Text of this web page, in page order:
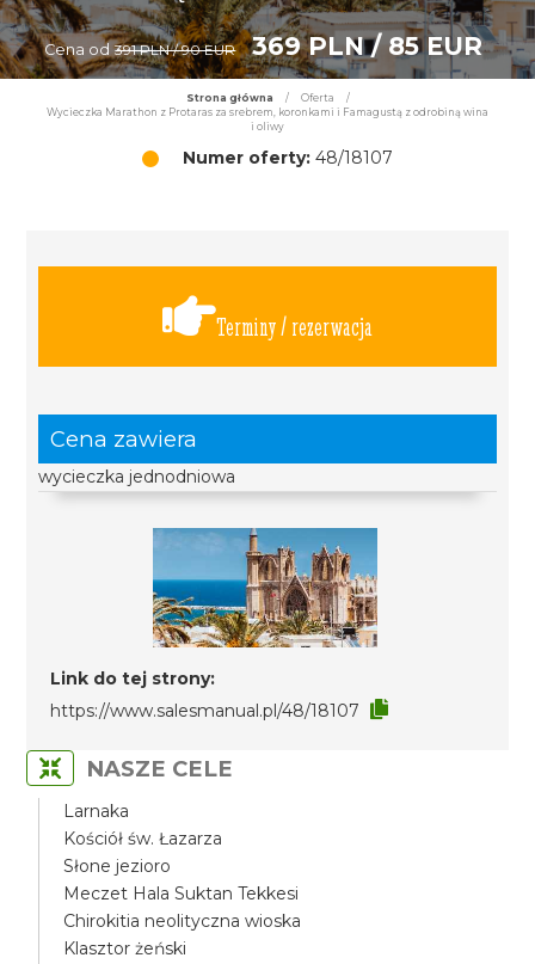
Cena od 391 PLN / 90 EUR 369 PLN / 85 EUR
Strona główna / Oferta
/
Wycieczka Marathon z Protaras za srebrem, koronkami i Famagustą z odrobiną wina
i oliwy
Numer oferty: 48/18107
Terminy / rezerwacja
Cena zawiera
wycieczka jednodniowa
Link do tej strony:
https://www.salesmanual.pl/48/18107
NASZE CELE
Larnaka
Kościół św. Łazarza
Słone jezioro
Meczet Hala Suktan Tekkesi
Chirokitia neolityczna wioska
Klasztor żeński